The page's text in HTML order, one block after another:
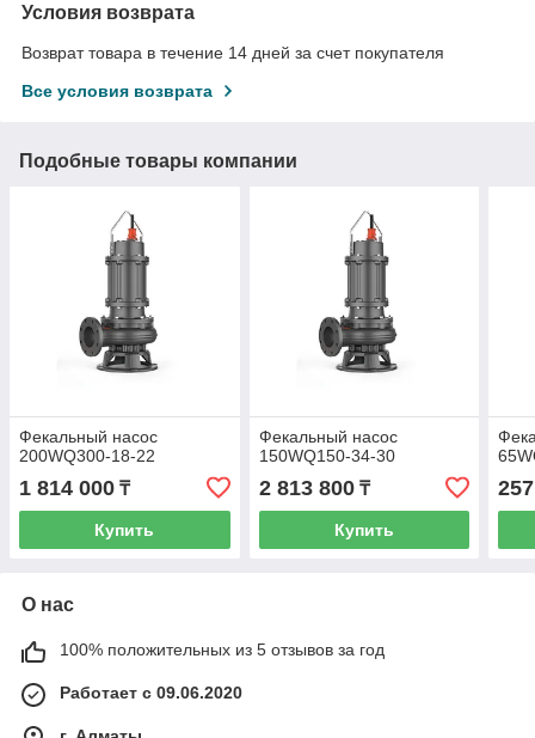
Условия возврата
Возврат товара в течение 14 дней за счет покупателя
Все условия возврата
Подобные товары компании
Фекальный насос
200WQ300-18-22
1 814 000 ₸
Купить
Фекальный насос
150WQ150-34-30
2 813 800₸
Купить
О нас
100% положительных из 5 отзывов за год
Работает с 09.06.2020